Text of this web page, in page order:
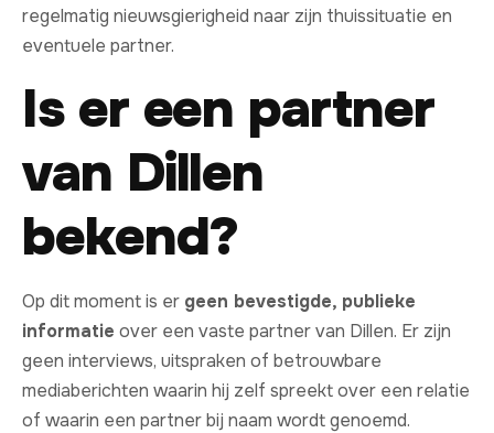
regelmatig nieuwsgierigheid naar zijn thuissituatie en
eventuele partner.
Is er een partner
van Dillen
bekend?
Op dit moment is er geen bevestigde, publieke
informatie over een vaste partner van Dillen. Er zijn
geen interviews, uitspraken of betrouwbare
mediaberichten waarin hij zelf spreekt over een relatie
of waarin een partner bij naam wordt genoemd.